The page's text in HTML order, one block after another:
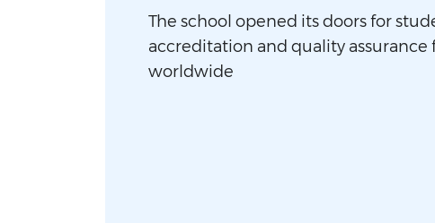
The school opened its doors for
accreditation and quality
worldwide